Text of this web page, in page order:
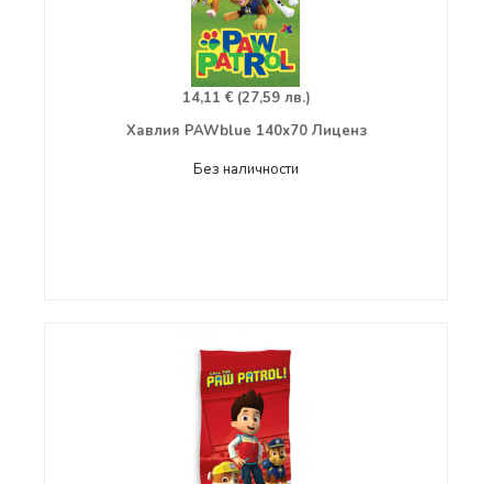
14,11 € (27,59 лв.)
Хавлия PAWblue 140х70 Лиценз
Без наличности